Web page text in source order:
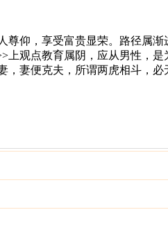
，享受富贵显荣。路径属渐
观点教育属阴，应从男性，
，妻便克夫，所谓两虎相斗，必